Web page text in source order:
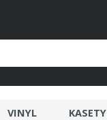
VINYL KASETY